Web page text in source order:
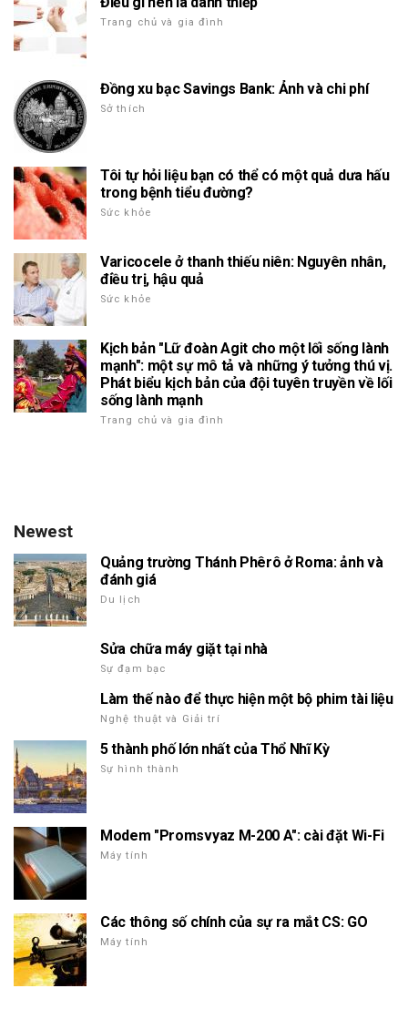
Trang chủ và gia đình
Đồng xu bạc Savings Bank: Ảnh và chi phí
Sở thích
Tôi tự hỏi liệu bạn có thể có một quả dưa hấu
trong bệnh tiểu đường?
Sức khỏe
Varicocele ở thanh thiếu niên: Nguyên nhân,
điều trị, hậu quả
Sức khỏe
Kịch bản "Lữ đoàn Agit cho một lối sống lành
mạnh": một sự mô tả và những ý tưởng thú vị.
Phát biểu kịch bản của đội tuyên truyền về lối
sống lành mạnh
Trang chủ và gia đình
Newest
Quảng trường Thánh Phêrô ở Roma: ảnh và
đánh giá
Du lịch
Sửa chữa máy giặt tại nhà
Sự đạm bạc
Làm thế nào để thực hiện một bộ phim tài liệu
Nghệ thuật và Giải trí
5 thành phố lớn nhất của Thổ Nhĩ Kỳ
Sự hình thành
Modem "Promsvyaz M-200 A": cài đặt Wi-Fi
Máy tính
Các thông số chính của sự ra mắt CS: GO
Máy tính